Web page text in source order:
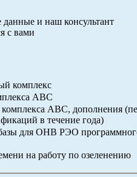
и наш консультант
с вами
комплекс
АВС
АВС, дополнения
в течение года)
для ОНВ РЭО
на работу по озеленению